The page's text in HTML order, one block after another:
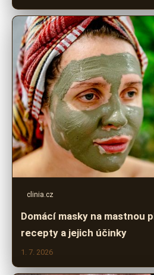
clinia.cz
Domácí masky na mastnou
recepty a jejich účinky
1. 7. 2026